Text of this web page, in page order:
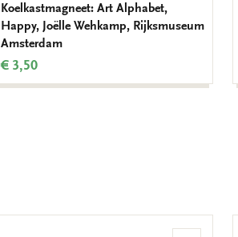
Koelkastmagneet: Art Alphabet,
Happy, Joëlle Wehkamp, Rijksmuseum
Amsterdam
€ 3,50